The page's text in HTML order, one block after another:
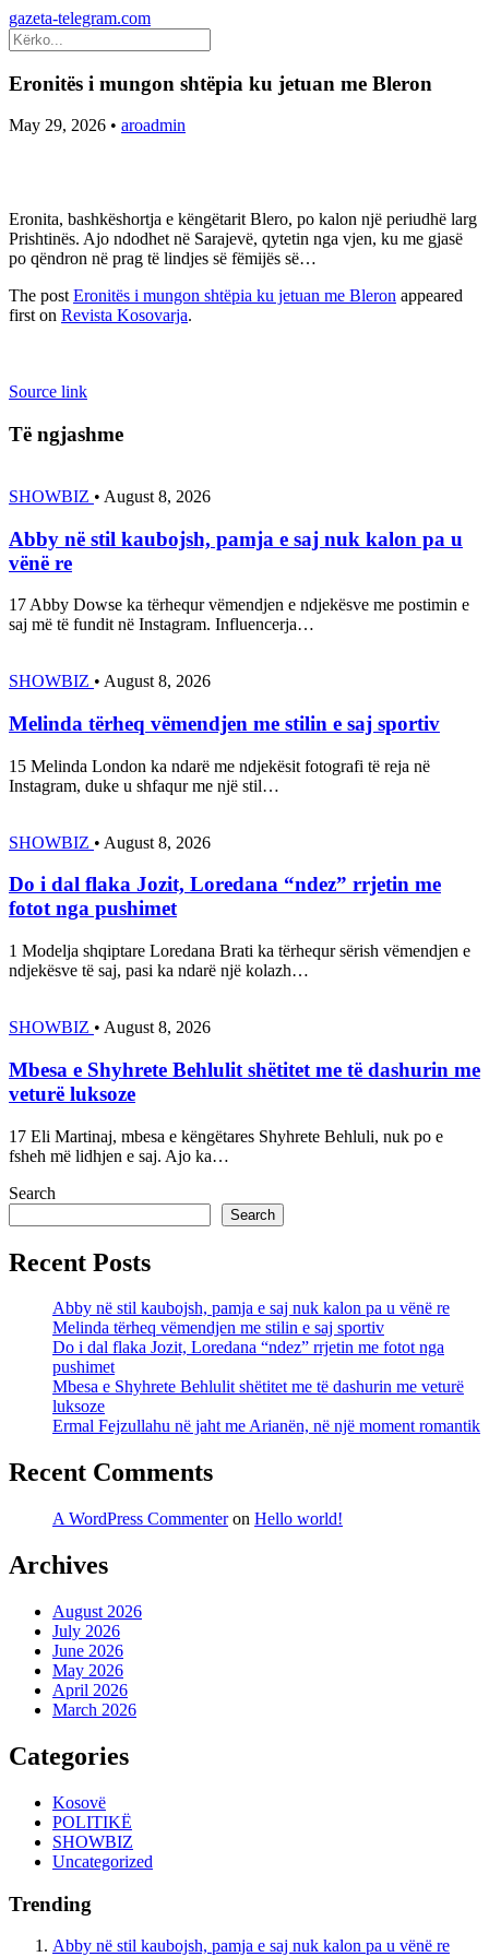
gazeta-telegram.com
Eronitës i mungon shtëpia ku jetuan me Bleron
May 29, 2026 • aroadmin
Eronita, bashkëshortja e këngëtarit Blero, po kalon një periudhë larg
Prishtinës. Ajo ndodhet në Sarajevë, qytetin nga vjen, ku me gjasë
po qëndron në prag të lindjes së fëmijës së…
The postEronitës i mungon shtëpia ku jetuan me Bleron appeared
first on Revista Kosovarja.
Source link
Të ngjashme
SHOWBIZ • August 8, 2026
Abby në stil kaubojsh, pamja e saj nuk kalon pa u
vënë re
17 Abby Dowse ka tërhequr vëmendjen e ndjekësve me postimin e
saj më të fundit në Instagram. Influencerja…
SHOWBIZ • August 8, 2026
Melinda tërheq vëmendjen me stilin e saj sportiv
15 Melinda London ka ndarë me ndjekësit fotografi të reja në
Instagram, duke u shfaqur me një stil…
SHOWBIZ • August 8, 2026
Do i dal flaka Jozit, Loredana “ndez” rrjetin me
fotot nga pushimet
1 Modelja shqiptare Loredana Brati ka tërhequr sërish vëmendjen e
ndjekësve të saj, pasi ka ndarë një kolazh…
SHOWBIZ • August 8, 2026
Mbesa e Shyhrete Behlulit shëtitet me të dashurin me
veturë luksoze
17 Eli Martinaj, mbesa e këngëtares Shyhrete Behluli, nuk po e
fsheh më lidhjen e saj. Ajo ka…
Search
Search
Recent Posts
Abby në stil kaubojsh, pamja e saj nuk kalon pa u vënë re
Melinda tërheq vëmendjen me stilin e saj sportiv
Do i dal flaka Jozit, Loredana “ndez” rrjetin me fotot nga
pushimet
Mbesa e Shyhrete Behlulit shëtitet me të dashurin me veturë
luksoze
Ermal Fejzullahu në jaht me Arianën, në një moment romantik
Recent Comments
A WordPress Commenteron Hello world!
Archives
August 2026
July 2026
June 2026
May 2026
April 2026
March 2026
Categories
Kosovë
POLITIKË
SHOWBIZ
Uncategorized
Trending
Abby në stil kaubojsh, pamja e saj nuk kalon pa u vënë re